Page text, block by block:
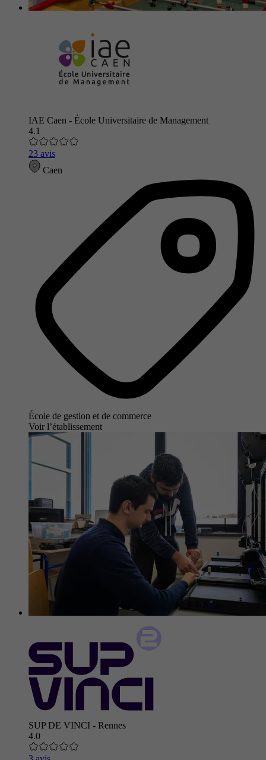
IAE Caen - École Universitaire de Management
4.1
23 avis
Caen
École de gestion et de commerce
Voir l’établissement
SUP DE VINCI - Rennes
4.0